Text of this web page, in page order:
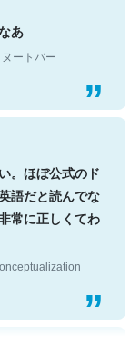
あ
ートバー
。ほぼ公式のド
語だと読んでな
常に正しくてわ